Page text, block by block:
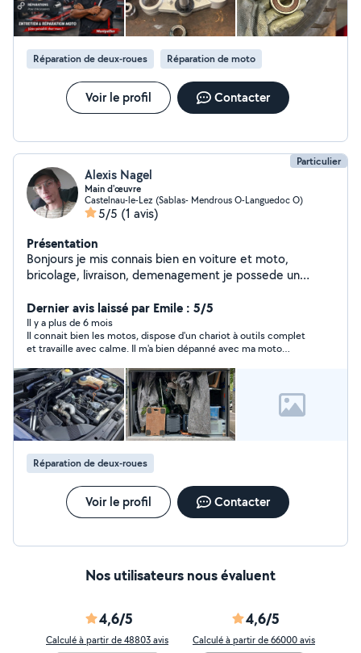
Réparation de deux-roues Réparation de moto
Voir le profil Contacter
Particulier
Alexis Nagel
Main d'œuvre
Castelnau-le-Lez (Sablas- Mendrous O-Languedoc O)
5/5 (1 avis)
Présentation
Bonjours je mis connais bien en voiture et moto,
bricolage, livraison, demenagement je possede un
de nombreux domaines
Dernier avis laissé par Emile : 5/5
Il y a plus de 6 mois
Il connait bien les motos, dispose d'un chariot à outils complet
et travaille avec calme. Il m'a bien dépanné avec ma moto
Réparation de deux-roues
Voir le profil Contacter
Nos utilisateurs nous évaluent
4,6/5
Calculé à partir de 48803 avis
4,6/5
Calculé à partir de 66000 avis